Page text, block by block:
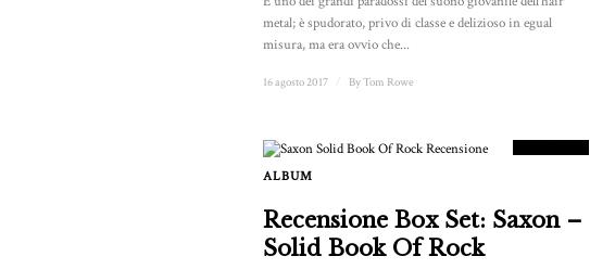
metal; è spudorato, privo di classe e delizioso in egual
misura, ma era ovvio che...
16 agosto 2017 ByTom Rowe
PUNTEGGIO
ALBUM
Recensione Box Set: Saxon –
Solid Book Of Rock